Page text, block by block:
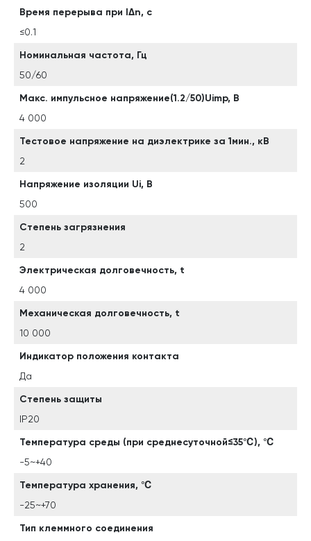
Время перерыва при lΔn, с
≤0.1
Номинальная частота, Гц
50/60
Макс. импульсное напряжение(1.2/50)Uimp, В
4 000
Тестовое напряжение на диэлектрике за 1мин., кВ
2
Напряжение изоляции Ui, B
500
Степень загрязнения
2
Электрическая долговечность, t
4 000
Механическая долговечность, t
10 000
Индикатор положения контакта
Да
Степень защиты
IP20
Температура среды (при среднесуточной≤35℃), ℃
-5~+40
Температура хранения, ℃
-25~+70
Тип клеммного соединения